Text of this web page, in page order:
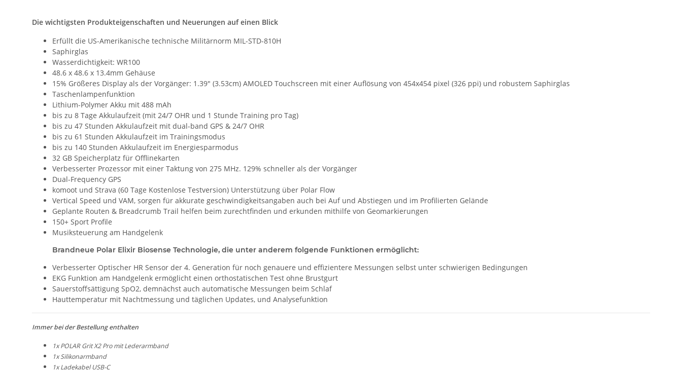
Die wichtigsten Produkteigenschaften und Neuerungen auf einen Blick
Erfüllt die US-Amerikanische technische Militärnorm MIL-STD-810H
Saphirglas
Wasserdichtigkeit: WR100
48.6 x 48.6 x 13.4mm Gehäuse
15% Größeres Display als der Vorgänger: 1.39" (3.53cm) AMOLED Touchscreen mit einer Auflösung von 454x454 pixel (326 ppi) und robustem Saphirglas
Taschenlampenfunktion
Lithium-Polymer Akku mit 488 mAh
bis zu 8 Tage Akkulaufzeit (mit 24/7 OHR und 1 Stunde Training pro Tag)
bis zu 47 Stunden Akkulaufzeit mit dual-band GPS & 24/7 OHR
bis zu 61 Stunden Akkulaufzeit im Trainingsmodus
bis zu 140 Stunden Akkulaufzeit im Energiesparmodus
32 GB Speicherplatz für Offlinekarten
Verbesserter Prozessor mit einer Taktung von 275 MHz. 129% schneller als der Vorgänger
Dual-Frequency GPS
komoot und Strava (60 Tage Kostenlose Testversion) Unterstützung über Polar Flow
Vertical Speed und VAM, sorgen für akkurate geschwindigkeitsangaben auch bei Auf und Abstiegen und im Profilierten Gelände
Geplante Routen & Breadcrumb Trail helfen beim zurechtfinden und erkunden mithilfe von Geomarkierungen
150+ Sport Profile
Musiksteuerung am Handgelenk
Brandneue Polar Elixir Biosense Technologie, die unter anderem folgende Funktionen ermöglicht:
Verbesserter Optischer HR Sensor der 4. Generation für noch genauere und effizientere Messungen selbst unter schwierigen Bedingungen
EKG Funktion am Handgelenk ermöglicht einen orthostatischen Test ohne Brustgurt
Sauerstoffsättigung SpO2, demnächst auch automatische Messungen beim Schlaf
Hauttemperatur mit Nachtmessung und täglichen Updates, und Analysefunktion
Immer bei der Bestellung enthalten
1x POLAR Grit X2 Pro mit Lederarmband
1x Silikonarmband
1x Ladekabel USB-C